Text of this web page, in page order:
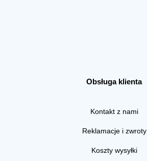
Obsługa klienta
Kontakt z nami
Reklamacje i zwroty
Koszty wysyłki